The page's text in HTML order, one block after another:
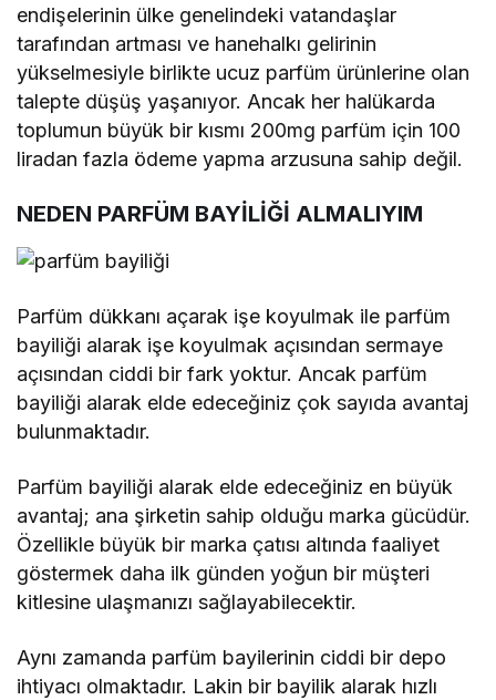
endişelerinin ülke genelindeki vatandaşlar
tarafından artması ve hanehalkı gelirinin
yükselmesiyle birlikte ucuz parfüm ürünlerine olan
talepte düşüş yaşanıyor. Ancak her halükarda
toplumun büyük bir kısmı 200mg parfüm için 100
liradan fazla ödeme yapma arzusuna sahip değil.
NEDEN PARFÜM BAYİLİĞİ ALMALIYIM
Parfüm dükkanı açarak işe koyulmak ile parfüm
bayiliği alarak işe koyulmak açısından sermaye
açısından ciddi bir fark yoktur. Ancak parfüm
bayiliği alarak elde edeceğiniz çok sayıda avantaj
bulunmaktadır.
Parfüm bayiliği alarak elde edeceğiniz en büyük
avantaj; ana şirketin sahip olduğu marka gücüdür.
Özellikle büyük bir marka çatısı altında faaliyet
göstermek daha ilk günden yoğun bir müşteri
kitlesine ulaşmanızı sağlayabilecektir.
Aynı zamanda parfüm bayilerinin ciddi bir depo
ihtiyacı olmaktadır. Lakin bir bayilik alarak hızlı